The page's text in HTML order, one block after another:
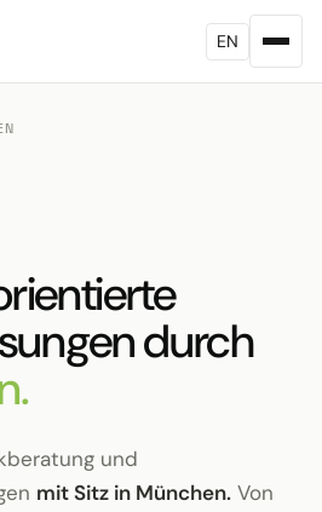
EN
durch
und
mit Sitz in München. Von